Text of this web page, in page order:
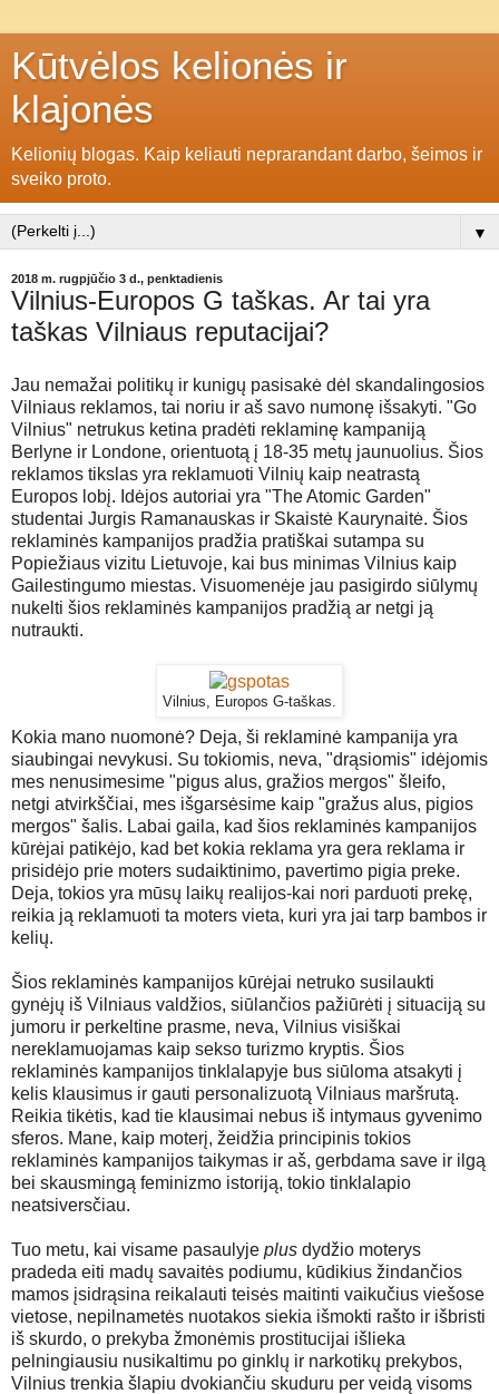
Kūtvėlos kelionės ir
klajonės
Kelionių blogas. Kaip keliauti neprarandant darbo, šeimos ir
sveiko proto.
▼
2018 m. rugpjūčio 3 d., penktadienis
Vilnius-Europos G taškas. Ar tai yra
taškas Vilniaus reputacijai?
Jau nemažai politikų ir kunigų pasisakė dėl skandalingosios
Vilniaus reklamos, tai noriu ir aš savo numonę išsakyti. "Go
Vilnius" netrukus ketina pradėti reklaminę kampaniją
Berlyne ir Londone, orientuotą į 18-35 metų jaunuolius. Šios
reklamos tikslas yra reklamuoti Vilnių kaip neatrastą
Europos lobį. Idėjos autoriai yra "The Atomic Garden"
studentai Jurgis Ramanauskas ir Skaistė Kaurynaitė. Šios
reklaminės kampanijos pradžia pratiškai sutampa su
Popiežiaus vizitu Lietuvoje, kai bus minimas Vilnius kaip
Gailestingumo miestas. Visuomenėje jau pasigirdo siūlymų
nukelti šios reklaminės kampanijos pradžią ar netgi ją
nutraukti.
Vilnius, Europos G-taškas.
Kokia mano nuomonė? Deja, ši reklaminė kampanija yra
siaubingai nevykusi. Su tokiomis, neva, "drąsiomis" idėjomis
mes nenusimesime "pigus alus, gražios mergos" šleifo,
netgi atvirkščiai, mes išgarsėsime kaip "gražus alus, pigios
mergos" šalis. Labai gaila, kad šios reklaminės kampanijos
kūrėjai patikėjo, kad bet kokia reklama yra gera reklama ir
prisidėjo prie moters sudaiktinimo, pavertimo pigia preke.
Deja, tokios yra mūsų laikų realijos-kai nori parduoti prekę,
reikia ją reklamuoti ta moters vieta, kuri yra jai tarp bambos ir
kelių.
Šios reklaminės kampanijos kūrėjai netruko susilaukti
gynėjų iš Vilniaus valdžios, siūlančios pažiūrėti į situaciją su
jumoru ir perkeltine prasme, neva, Vilnius visiškai
nereklamuojamas kaip sekso turizmo kryptis. Šios
reklaminės kampanijos tinklalapyje bus siūloma atsakyti į
kelis klausimus ir gauti personalizuotą Vilniaus maršrutą.
Reikia tikėtis, kad tie klausimai nebus iš intymaus gyvenimo
sferos. Mane, kaip moterį, žeidžia principinis tokios
reklaminės kampanijos taikymas ir aš, gerbdama save ir ilgą
bei skausmingą feminizmo istoriją, tokio tinklalapio
neatsiversčiau.
Tuo metu, kai visame pasaulyje plus dydžio moterys
pradeda eiti madų savaitės podiumu, kūdikius žindančios
mamos įsidrąsina reikalauti teisės maitinti vaikučius viešose
vietose, nepilnametės nuotakos siekia išmokti rašto ir išbristi
iš skurdo, o prekyba žmonėmis prostitucijai išlieka
pelningiausiu nusikaltimu po ginklų ir narkotikų prekybos,
Vilnius trenkia šlapiu dvokiančiu skuduru per veidą visoms